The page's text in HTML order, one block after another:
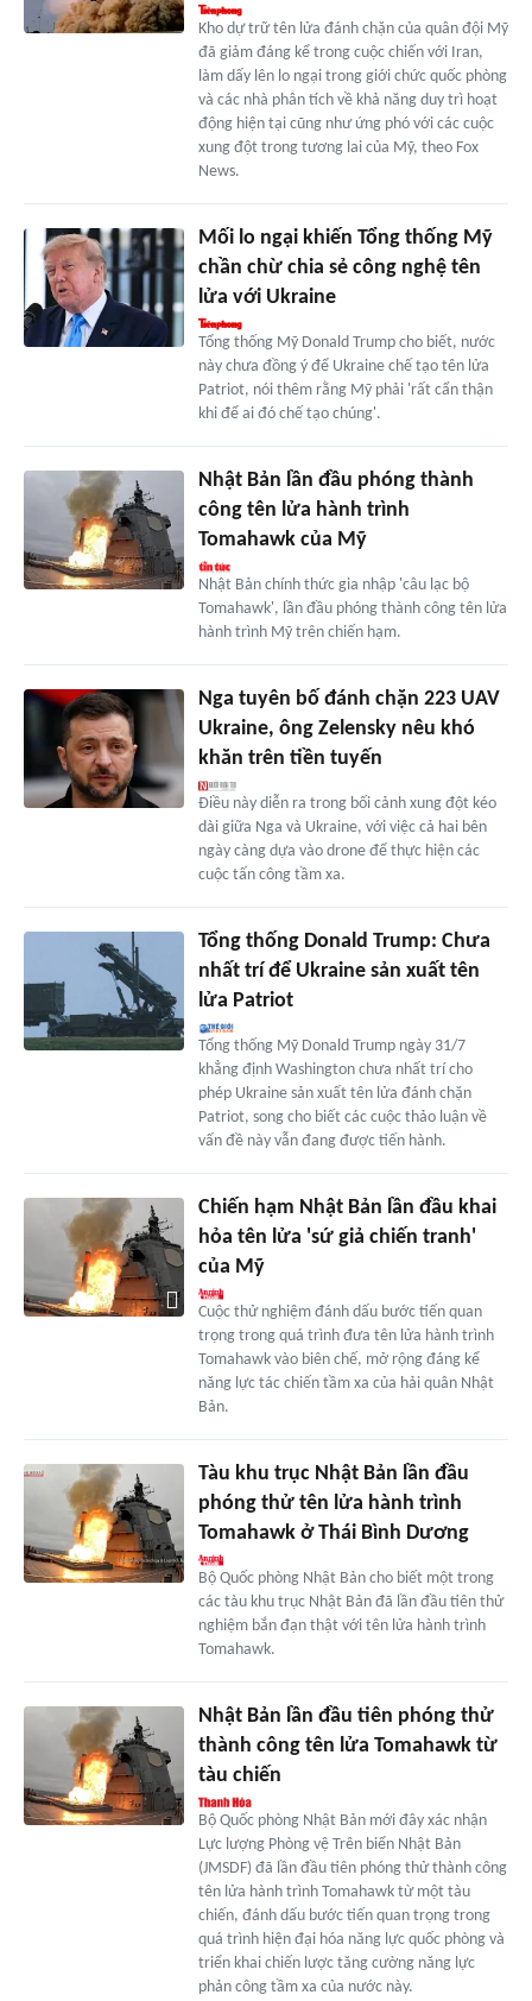
Kho dự trữ tên lửa đánh chặn của quân đội Mỹ
đã giảm đáng kể trong cuộc chiến với Iran,
làm dấy lên lo ngại trong giới chức quốc phòng
và các nhà phân tích về khả năng duy trì hoạt
động hiện tại cũng như ứng phó với các cuộc
xung đột trong tương lai của Mỹ, theo Fox
News.
Mối lo ngại khiến Tổng thống Mỹ
chần chừ chia sẻ công nghệ tên
lửa với Ukraine
Tổng thống Mỹ Donald Trump cho biết, nước
này chưa đồng ý để Ukraine chế tạo tên lửa
Patriot, nói thêm rằng Mỹ phải 'rất cẩn thận
khi để ai đó chế tạo chúng'.
Nhật Bản lần đầu phóng thành
công tên lửa hành trình
Tomahawk của Mỹ
Nhật Bản chính thức gia nhập 'câu lạc bộ
Tomahawk', lần đầu phóng thành công tên lửa
hành trình Mỹ trên chiến hạm.
Nga tuyên bố đánh chặn 223 UAV
Ukraine, ông Zelensky nêu khó
khăn trên tiền tuyến
Điều này diễn ra trong bối cảnh xung đột kéo
dài giữa Nga và Ukraine, với việc cả hai bên
ngày càng dựa vào drone để thực hiện các
cuộc tấn công tầm xa.
Tổng thống Donald Trump: Chưa
nhất trí để Ukraine sản xuất tên
lửa Patriot
Tổng thống Mỹ Donald Trump ngày 31/7
khẳng định Washington chưa nhất trí cho
phép Ukraine sản xuất tên lửa đánh chặn
Patriot, song cho biết các cuộc thảo luận về
vấn đề này vẫn đang được tiến hành.
Chiến hạm Nhật Bản lần đầu khai
hỏa tên lửa 'sứ giả chiến tranh'
của Mỹ
Cuộc thử nghiệm đánh dấu bước tiến quan
trọng trong quá trình đưa tên lửa hành trình
Tomahawk vào biên chế, mở rộng đáng kể
năng lực tác chiến tầm xa của hải quân Nhật
Bản.
Tàu khu trục Nhật Bản lần đầu
phóng thử tên lửa hành trình
Tomahawk ở Thái Bình Dương
Bộ Quốc phòng Nhật Bản cho biết một trong
các tàu khu trục Nhật Bản đã lần đầu tiên thử
nghiệm bắn đạn thật với tên lửa hành trình
Tomahawk.
Nhật Bản lần đầu tiên phóng thử
thành công tên lửa Tomahawk từ
tàu chiến
Bộ Quốc phòng Nhật Bản mới đây xác nhận
Lực lượng Phòng vệ Trên biển Nhật Bản
(JMSDF) đã lần đầu tiên phóng thử thành công
tên lửa hành trình Tomahawk từ một tàu
chiến, đánh dấu bước tiến quan trọng trong
quá trình hiện đại hóa năng lực quốc phòng và
triển khai chiến lược tăng cường năng lực
phản công tầm xa của nước này.